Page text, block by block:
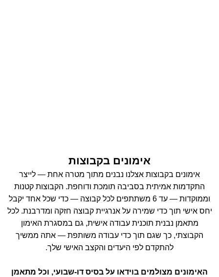
אימונים בקבוצות
אימונים בקבוצות אצלנו נבנים מתוך מטרה אחת — לייצר
התקדמות אמיתית בסביבה תומכת ודוחפת. הקבוצות קטנות
וממוקדות — עד 6 משתתפים לכל קבוצה — כדי שכל אחד יקבל
יחס אישי תוך כדי שמירה על אנרגיית קבוצה חזקה ומדרבנת. לכל
מתאמן נבנית תוכנית עבודה אישית, גם במסגרת האימון
הקבוצתי, כך שגם תוך כדי עבודה משותפת — אתה ממשיך
להתקדם לפי היעדים והקצב האישי שלך.
האימונים מצולמים בוידאו על בסיס דו-שבועי, וכל מתאמן